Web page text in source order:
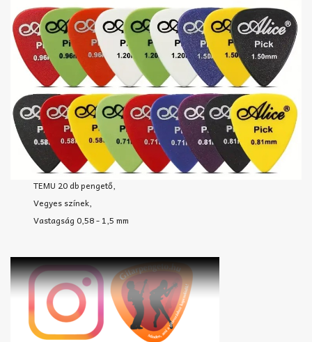
TEMU 20 db pengető,
Vegyes színek,
Vastagság 0,58 - 1,5 mm